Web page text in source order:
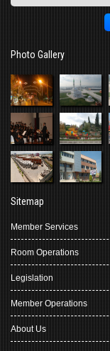
Photo Gallery
Sitemap
Member Services
Room Operations
Legislation
Member Operations
About Us